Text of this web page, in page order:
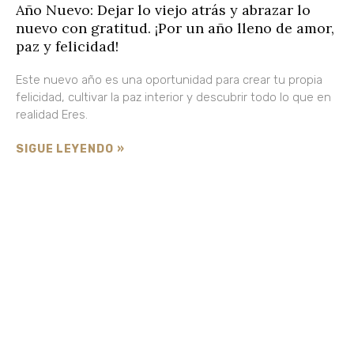
Año Nuevo: Dejar lo viejo atrás y abrazar lo
nuevo con gratitud. ¡Por un año lleno de amor,
paz y felicidad!
Este nuevo año es una oportunidad para crear tu propia
felicidad, cultivar la paz interior y descubrir todo lo que en
realidad Eres.
SIGUE LEYENDO »